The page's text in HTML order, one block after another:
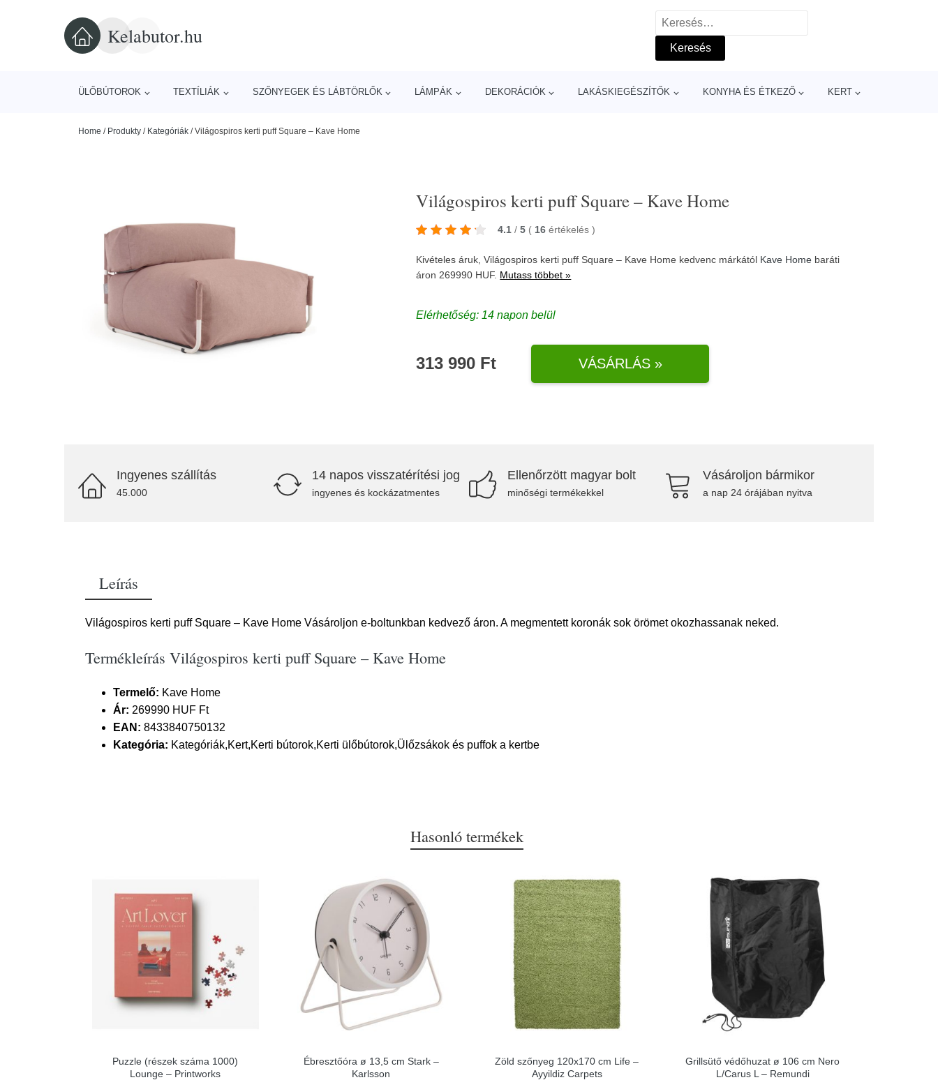
Kelabutor.hu
Keresés:
ÜLŐBÚTOROK TEXTÍLIÁK SZŐNYEGEK ÉS LÁBTÖRLŐK LÁMPÁK DEKORÁCIÓK LAKÁSKIEGÉSZÍTŐK KONYHA ÉS ÉTKEZŐ KERT
Home / Produkty / Kategóriák /Világospiros kerti puff Square – Kave Home
Világospiros kerti puff Square – Kave Home
4.1 / 5 ( 16 értékelés)
Kivételes áruk, Világospiros kerti puff Square – Kave Home kedvenc márkától Kave Home baráti
áron 269990 HUF. Mutass többet »
Elérhetőség: 14 napon belül
313 990 Ft VÁSÁRLÁS »
Ingyenes szállítás
45.000
14 napos visszatérítési jog
ingyenes és kockázatmentes
Ellenőrzött magyar bolt
minőségi termékekkel
Vásároljon bármikor
a nap 24 órájában nyitva
Leírás
Világospiros kerti puff Square – Kave Home Vásároljon e-boltunkban kedvező áron. A megmentett koronák sok örömet okozhassanak neked.
Termékleírás Világospiros kerti puff Square – Kave Home
Termelő: Kave Home
Ár: 269990 HUF Ft
EAN: 8433840750132
Kategória: Kategóriák,Kert,Kerti bútorok,Kerti ülőbútorok,Ülőzsákok és puffok a kertbe
Hasonló termékek
Puzzle (részek száma 1000)
Lounge – Printworks
Ébresztőóra ø 13,5 cm Stark –
Karlsson
Zöld szőnyeg 120x170 cm Life –
Ayyildiz Carpets
Grillsütő védőhuzat ø 106 cm Nero
L/Carus L – Remundi